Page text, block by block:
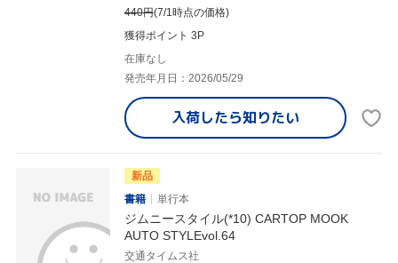
440円(7/1時点の価格)
獲得ポイント 3P
在庫なし
発売年月日：2026/05/29
入荷したら知りたい
新品
書籍
単行本
ジムニースタイル(*10) CARTOP MOOK
AUTO STYLEvol.64
交通タイムス社